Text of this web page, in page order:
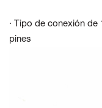
· Tipo de conexión
pines